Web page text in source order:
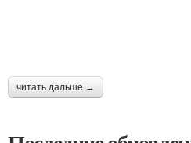
читать дальше →